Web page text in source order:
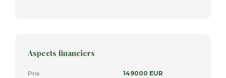
Aspects financiers
Prix
149000 EUR